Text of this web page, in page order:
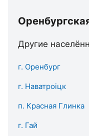
Другие
г. Оренбург
г. Наватроіцк
п. Красная Глинка
г. Гай